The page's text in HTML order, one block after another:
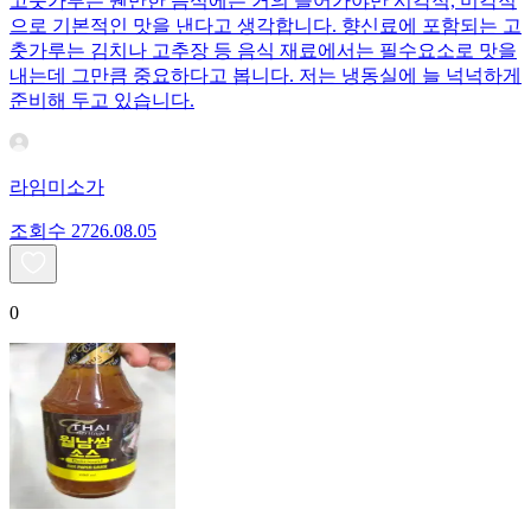
으로 기본적인 맛을 낸다고 생각합니다. 향신료에 포함되는 고
춧가루는 김치나 고추장 등 음식 재료에서는 필수요소로 맛을
내는데 그만큼 중요하다고 봅니다. 저는 냉동실에 늘 넉넉하게
준비해 두고 있습니다.
라임미소가
조회수 2726.08.05
0